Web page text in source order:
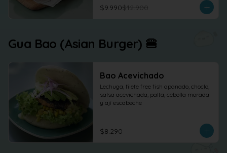
$9.990$12.900
Gua Bao (Asian Burger) 🍔
Bao Acevichado
Lechuga, filete free fish apanado, choclo,
salsa acevichada, palta, cebolla morada
y ají escabeche
$8.290